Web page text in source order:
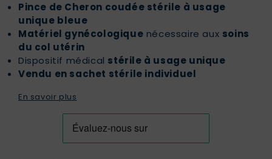
Pince de Cheron coudée stérile à usage
unique bleue
Matériel gynécologique nécessaire aux soins
du col utérin
Dispositif médical stérile à usage unique
Vendu en sachet stérile individuel
En savoir plus